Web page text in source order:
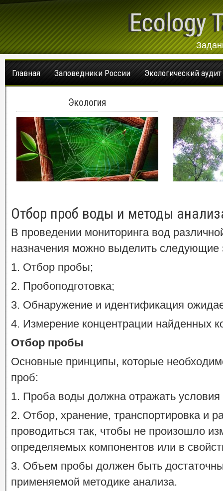
Ecology
Главная Заповедники России Экологический аудит
Экология
Отбор проб воды и методы
В проведении мониторинга вод
назначения можно выделить следующие
1. Отбор пробы;
2. Пробоподготовка;
3. Обнаружение и идентификация
4. Измерение концентрации найденных
Отбор пробы
Основные принципы, которые
проб:
1. Проба воды должна отражать условия
2. Отбор, хранение, транспортировка и
проводиться так, чтобы не произошло
определяемых компонентов или в
3. Объем пробы должен быть
применяемой методике анализа.